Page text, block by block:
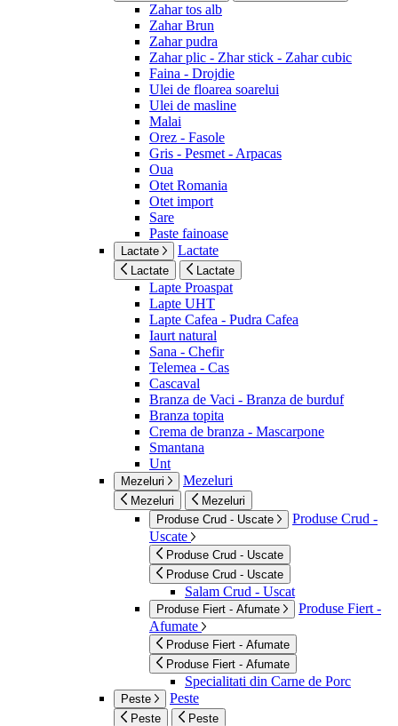
Zahar tos alb
Zahar Brun
Zahar pudra
Zahar plic - Zhar stick - Zahar cubic
Faina - Drojdie
Ulei de floarea soarelui
Ulei de masline
Malai
Orez - Fasole
Gris - Pesmet - Arpacas
Oua
Otet Romania
Otet import
Sare
Paste fainoase
Lactate Lactate
Lactate Lactate
Lapte Proaspat
Lapte UHT
Lapte Cafea - Pudra Cafea
Iaurt natural
Sana - Chefir
Telemea - Cas
Cascaval
Branza de Vaci - Branza de burduf
Branza topita
Crema de branza - Mascarpone
Smantana
Unt
Mezeluri Mezeluri
Mezeluri
Mezeluri
Produse Crud - Uscate
Produse Crud -
Uscate
Produse Crud - Uscate
Produse Crud - Uscate
Salam Crud - Uscat
Produse Fiert - Afumate
Produse Fiert -
Afumate
Produse Fiert - Afumate
Produse Fiert - Afumate
Specialitati din Carne de Porc
Peste Peste
Peste Peste